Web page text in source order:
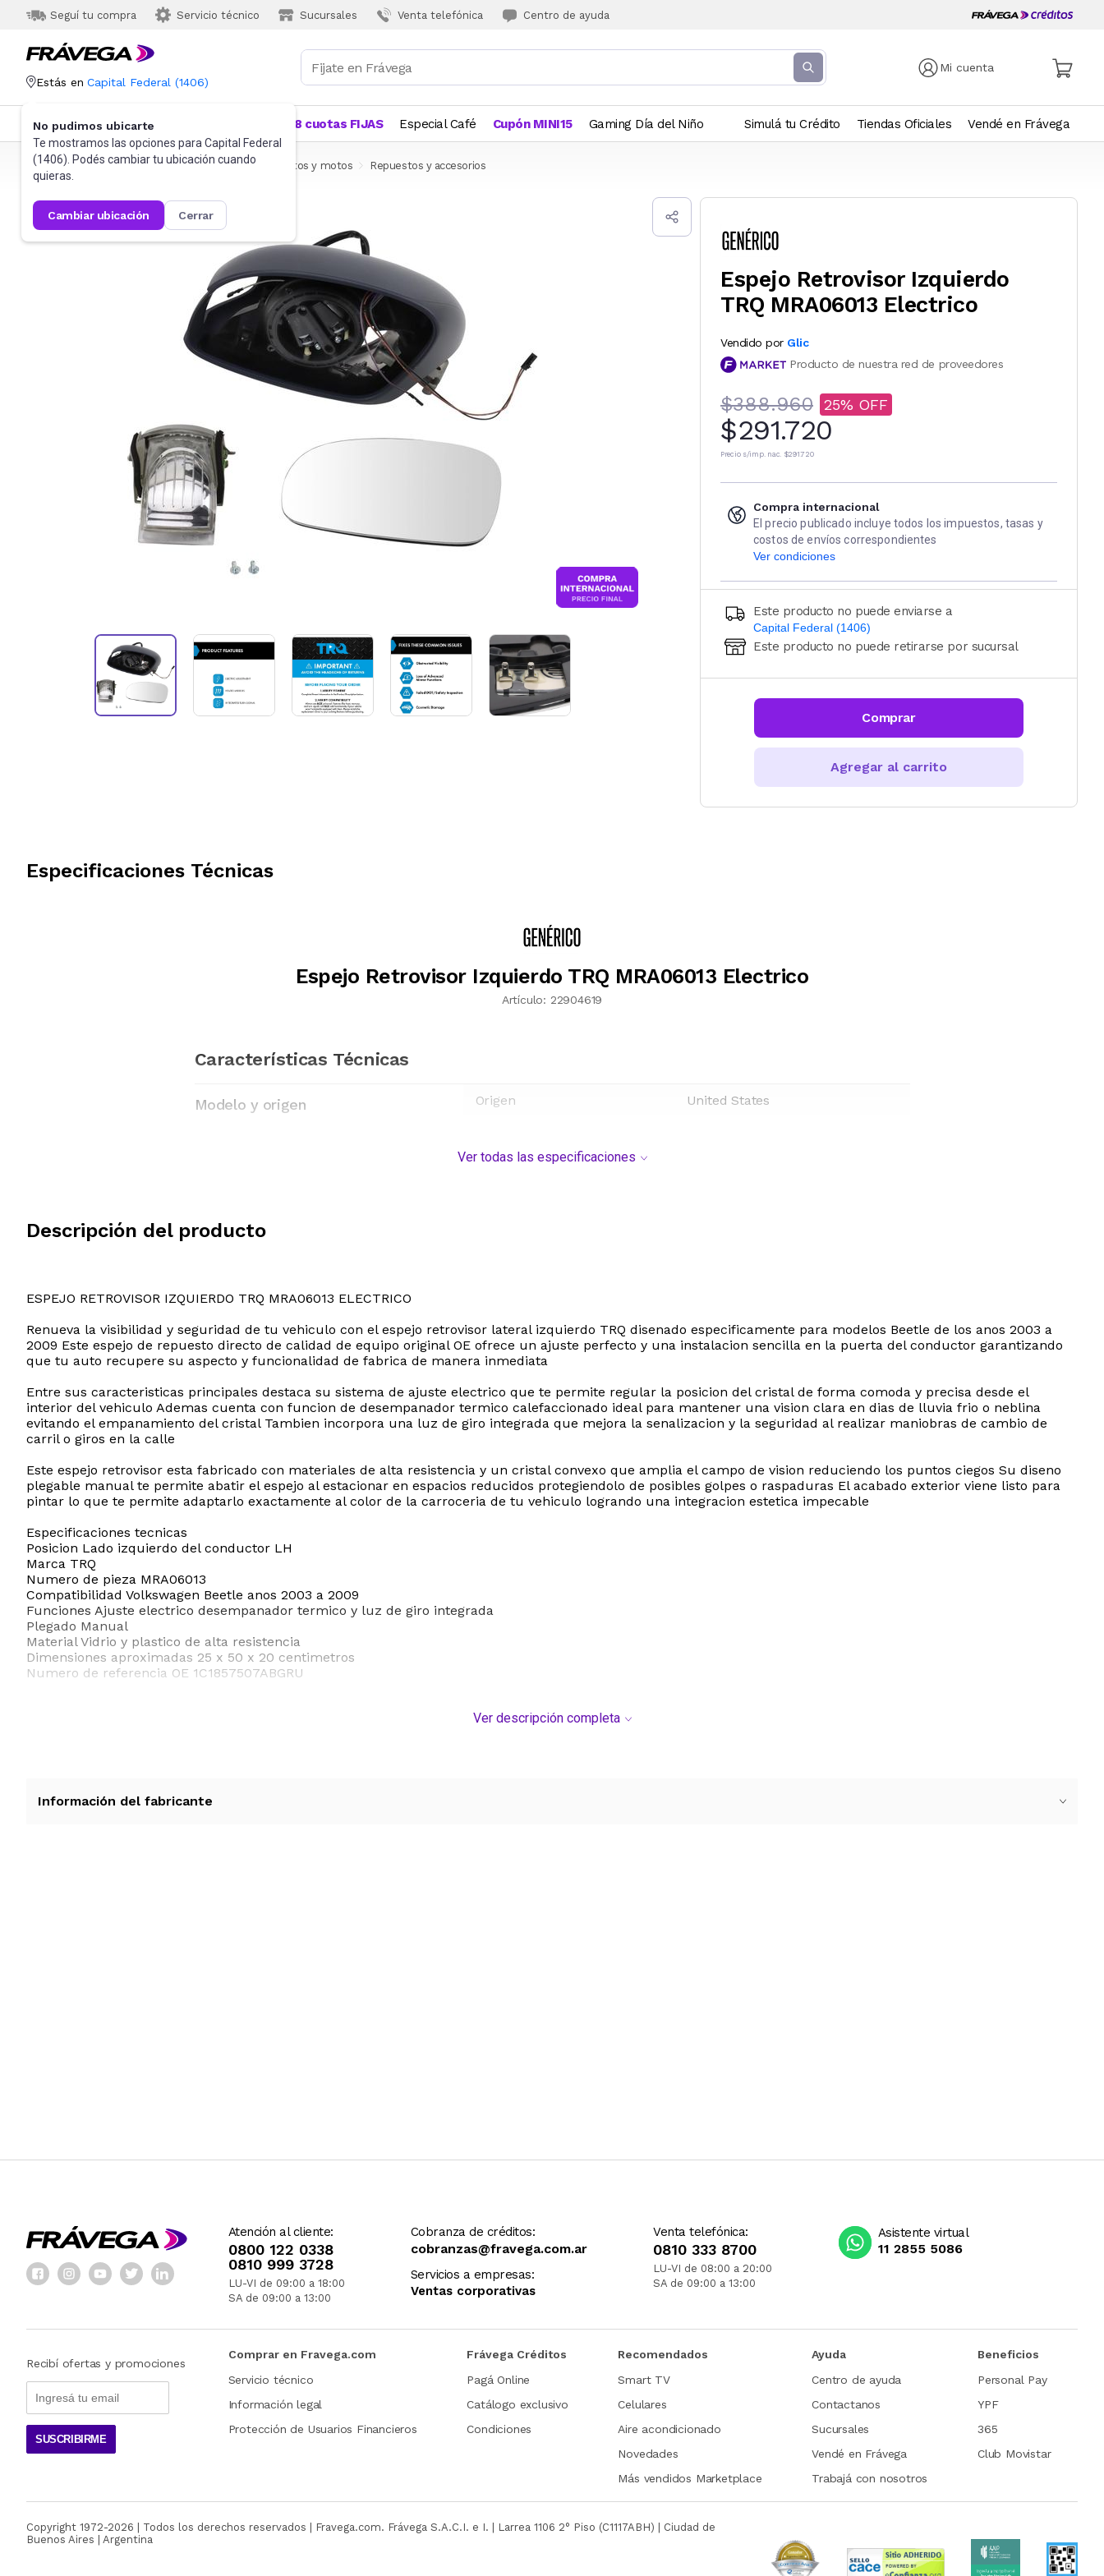
Seguí tu compra Servicio técnico Sucursales Venta telefónica Centro de ayuda
Mi cuenta
Estás en Capital Federal (1406)
No pudimos ubicarte
Te mostramos las opciones para Capital Federal
(1406). Podés cambiar tu ubicación cuando
quieras.
cambiar ubicación cerrar
Categorías Más Vendidos 18 cuotas FIJAS Especial Café Cupón MINI15 Gaming Día del Niño Simulá tu Crédito Tiendas Oficiales Vendé en Frávega
Frávega Autos, Motos y Otros Accesorios para autos y motos Repuestos y accesorios
Espejo Retrovisor Izquierdo
TRQ MRA06013 Electrico
Vendido por Glic
Producto de nuestra red de proveedores
$388.960 25
$291.720
Precio s/imp. nac. $291.720
Compra internacional
El precio publicado incluye todos los impuestos, tasas y
costos de envíos correspondientes
Ver condiciones
Este producto no puede enviarse a
Capital Federal (1406)
Ingresá código postal (sólo números)
CALCULAR
Este producto no puede retirarse por sucursal
Comprar
Agregar al carrito
Especificaciones Técnicas
Espejo Retrovisor Izquierdo TRQ MRA06013 Electrico
Artículo: 22904619
Características Técnicas
Modelo y origen Origen United States
Ver todas las especificaciones
Descripción del producto
ESPEJO RETROVISOR IZQUIERDO TRQ MRA06013 ELECTRICO
Renueva la visibilidad y seguridad de tu vehiculo con el espejo retrovisor lateral izquierdo TRQ disenado especificamente para modelos Beetle de los anos 2003 a
2009 Este espejo de repuesto directo de calidad de equipo original OE ofrece un ajuste perfecto y una instalacion sencilla en la puerta del conductor garantizando
que tu auto recupere su aspecto y funcionalidad de fabrica de manera inmediata
Entre sus caracteristicas principales destaca su sistema de ajuste electrico que te permite regular la posicion del cristal de forma comoda y precisa desde el
interior del vehiculo Ademas cuenta con funcion de desempanador termico calefaccionado ideal para mantener una vision clara en dias de lluvia frio o neblina
evitando el empanamiento del cristal Tambien incorpora una luz de giro integrada que mejora la senalizacion y la seguridad al realizar maniobras de cambio de
carril o giros en la calle
Este espejo retrovisor esta fabricado con materiales de alta resistencia y un cristal convexo que amplia el campo de vision reduciendo los puntos ciegos Su diseno
plegable manual te permite abatir el espejo al estacionar en espacios reducidos protegiendolo de posibles golpes o raspaduras El acabado exterior viene listo para
pintar lo que te permite adaptarlo exactamente al color de la carroceria de tu vehiculo logrando una integracion estetica impecable
Especificaciones tecnicas
Posicion Lado izquierdo del conductor LH
Marca TRQ
Numero de pieza MRA06013
Compatibilidad Volkswagen Beetle anos 2003 a 2009
Funciones Ajuste electrico desempanador termico y luz de giro integrada
Plegado Manual
Material Vidrio y plastico de alta resistencia
Dimensiones aproximadas 25 x 50 x 20 centimetros
Numero de referencia OE 1C1857507ABGRU
Ver descripción completa
Información del fabricante
Atención al cliente:
0800 122 0338
0810 999 3728
LU-VI de 09:00 a 18:00
SA de 09:00 a 13:00
Cobranza de créditos:
cobranzas@fravega.com.ar
Servicios a empresas:
Ventas corporativas
Venta telefónica:
0810 333 8700
LU-VI de 08:00 a 20:00
SA de 09:00 a 13:00
Asistente virtual
11 2855 5086
Recibí ofertas y promociones
SUSCRIBIRME
Comprar en Fravega.com
Servicio técnico
Información legal
Protección de Usuarios Financieros
Frávega Créditos
Pagá Online
Catálogo exclusivo
Condiciones
Recomendados
Smart TV
Celulares
Aire acondicionado
Novedades
Más vendidos Marketplace
Ayuda
Centro de ayuda
Contactanos
Sucursales
Vendé en Frávega
Trabajá con nosotros
Beneficios
Personal Pay
YPF
365
Club Movistar
Copyright 1972-2026 | Todos los derechos reservados | Fravega.com. Frávega S.A.C.I. e I. | Larrea 1106 2° Piso (C1117ABH) | Ciudad de
Buenos Aires | Argentina